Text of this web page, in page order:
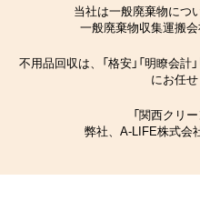
当社は一般廃棄物につ
一般廃棄物収集運搬
不用品回収は、「格安」「明瞭会計
にお任せ
「関西クリ
弊社、A-LIFE株式会